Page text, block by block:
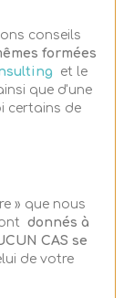
conseils
formées
et le
que d'une
certains de
» que nous
donnés à
CAS se
de votre